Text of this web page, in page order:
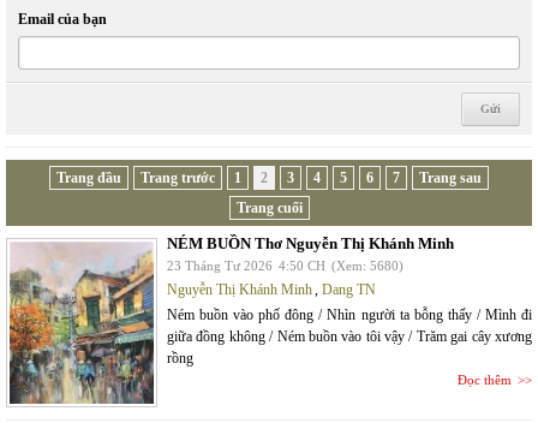
Email của bạn
Trang đầu Trang trước 1 2 3 4 5 6 7
Trang sau
Trang cuối
NÉM BUỒN Thơ Nguyễn Thị Khánh Minh
23 Tháng Tư 2026 4:50 CH (Xem: 5680)
Nguyễn Thị Khánh Minh, Dang TN
Ném buồn vào phố đông / Nhìn người ta bỗng thấy / Mình đi
giữa đồng không / Ném buồn vào tôi vậy / Trăm gai cây xương
rồng
Đọc thêm